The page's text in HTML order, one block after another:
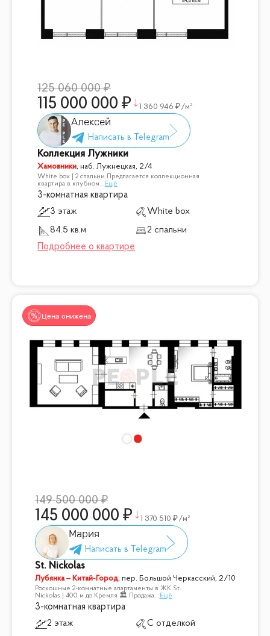
125 060 000
115 000 000 1 360 946 /м²
Алексей
Коллекция Лужники
Хамовники,наб. Лужнецкая, 2/4
White box | 2 спальни Предлагается коллекционная
квартира в клубном... Ещё
3-комнатная квартира
3 этаж
White box
84.5 кв.м
2 спальни
Цена снижена
149 500 000
145 000 000 1 370 510 /м²
Мария
St. Nickolas
Лубянка – Китай-Город, пер. Большой Черкасский, 2/10
Роскошные 2-комнатные апартаменты в ЖК St.
Nickolas | 400 м до Кремля 🏛 Продажа... Ещё
3-комнатная квартира
2 этаж
С отделкой